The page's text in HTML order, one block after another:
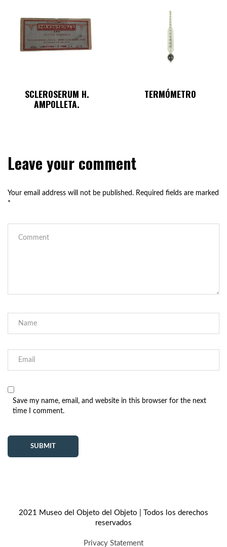
SCLEROSERUM H.
AMPOLLETA.
TERMÓMETRO
Leave your comment
Your email address will not be published. Required fields are marked
*
Save my name, email, and website in this browser for the next
time I comment.
2021 Museo del Objeto del Objeto | Todos los derechos
reservados
Privacy Statement